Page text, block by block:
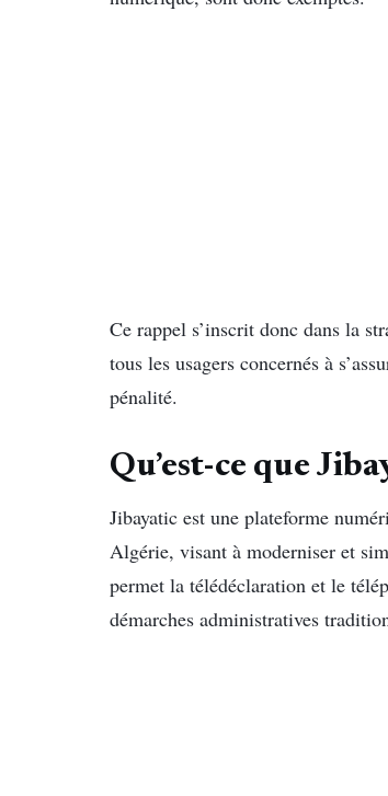
Ce rappel s’inscrit donc dans la
tous les usagers concernés à
pénalité.
Qu’est-ce que
Jibayatic est une plateforme
Algérie, visant à moderniser et
permet la télédéclaration et le
démarches administratives